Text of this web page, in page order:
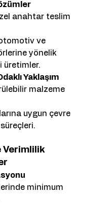
anahtar teslim
ve
yönelik
üretimler.
Yaklaşım
malzeme
uygun çevre
Verimlilik
minimum